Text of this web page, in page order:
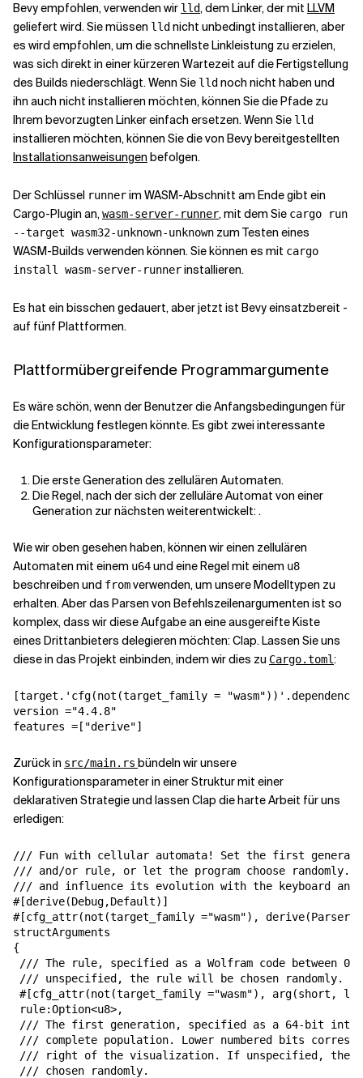
Bevy empfohlen, verwenden wir lld, dem Linker, der mit LLVM
geliefert wird. Sie müssen lld nicht unbedingt installieren, aber
es wird empfohlen, um die schnellste Linkleistung zu erzielen,
was sich direkt in einer kürzeren Wartezeit auf die Fertigstellung
des Builds niederschlägt. Wenn Sie lld noch nicht haben und
ihn auch nicht installieren möchten, können Sie die Pfade zu
Ihrem bevorzugten Linker einfach ersetzen. Wenn Sie lld
installieren möchten, können Sie die von Bevy bereitgestellten
Installationsanweisungen befolgen.
Der Schlüssel runnerim WASM-Abschnitt am Ende gibt ein
Cargo-Plugin an,wasm-server-runner, mit dem Sie cargo run
--target wasm32-unknown-unknown zum Testen eines
WASM-Builds verwenden können. Sie können es mit cargo
install wasm-server-runnerinstallieren.
Es hat ein bisschen gedauert, aber jetzt ist Bevy einsatzbereit -
auf fünf Plattformen.
Plattformübergreifende Programmargumente
Es wäre schön, wenn der Benutzer die Anfangsbedingungen für
die Entwicklung festlegen könnte. Es gibt zwei interessante
Konfigurationsparameter:
Die erste Generation des zellulären Automaten.
Die Regel, nach der sich der zelluläre Automat von einer
Generation zur nächsten weiterentwickelt: .
Wie wir oben gesehen haben, können wir einen zellulären
Automaten mit einem u64und eine Regel mit einem u8
beschreiben und fromverwenden, um unsere Modelltypen zu
erhalten. Aber das Parsen von Befehlszeilenargumenten ist so
komplex, dass wir diese Aufgabe an eine ausgereifte Kiste
eines Drittanbieters delegieren möchten: Clap. Lassen Sie uns
diese in das Projekt einbinden, indem wir dies zu Cargo.toml:
[target.'cfg(not(target_family =
version ="4.4.8"
features =["derive"]
Zurück in src/main.rs bündeln wir unsere
Konfigurationsparameter in einer Struktur mit einer
deklarativen Strategie und lassen Clap die harte Arbeit für uns
erledigen:
/// Fun with cellular automata! Set the first
/// and/or rule, or let the program choose randomly.
/// and influence its evolution with the keyboard and
#[derive(Debug,Default)]
#[cfg_attr(not(target_family ="wasm"),
structArguments
{
/// The rule, specified as a Wolfram code between
/// unspecified, the rule will be chosen randomly.
#[cfg_attr(not(target_family ="wasm"), arg(short,
rule:Option<u8>,
/// The first generation, specified as a 64-bit
/// complete population. Lower numbered bits
/// right of the visualization. If unspecified, the
/// chosen randomly.